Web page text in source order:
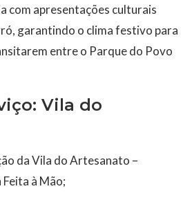
com apresentações culturais
garantindo o clima festivo para
entre o Parque do Povo
Vila do
da Vila do Artesanato –
à Mão;